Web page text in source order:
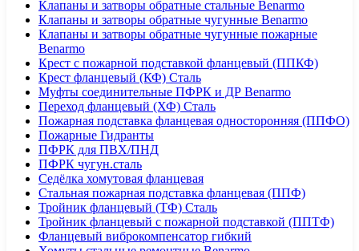
Клапаны и затворы обратные стальные Benarmo
Клапаны и затворы обратные чугунные Benarmo
Клапаны и затворы обратные чугунные пожарные
Benarmo
Крест с пожарной подставкой фланцевый (ППКФ)
Крест фланцевый (КФ) Сталь
Муфты соединительные ПФРК и ДР Benarmo
Переход фланцевый (ХФ) Сталь
Пожарная подставка фланцевая односторонняя (ППФО)
Пожарные Гидранты
ПФРК для ПВХ/ПНД
ПФРК чугун.сталь
Седёлка хомутовая фланцевая
Стальная пожарная подставка фланцевая (ППФ)
Тройник фланцевый (ТФ) Сталь
Тройник фланцевый с пожарной подставкой (ППТФ)
Фланцевый виброкомпенсатор гибкий